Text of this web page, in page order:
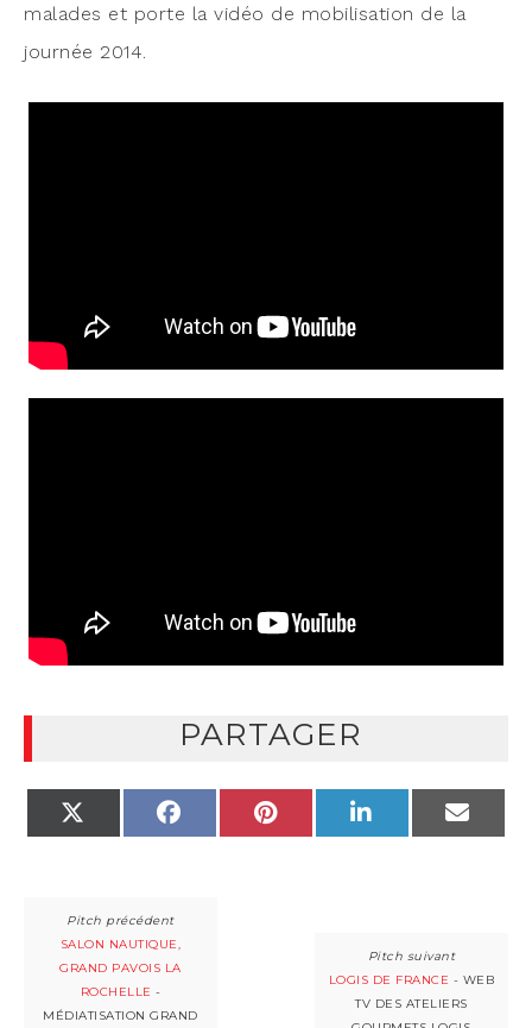
malades et porte la vidéo de mobi­li­sa­tion de la
jour­née 2014.
PARTAGER
(TWITTER)
FACEBOOK PINTEREST LINKEDIN
SALON NAUTIQUE,
GRAND PAVOIS LA
ROCHELLE -
MÉDIATISATION GRAND
LOGIS DE FRANCE - WEB
TV DES ATELIERS